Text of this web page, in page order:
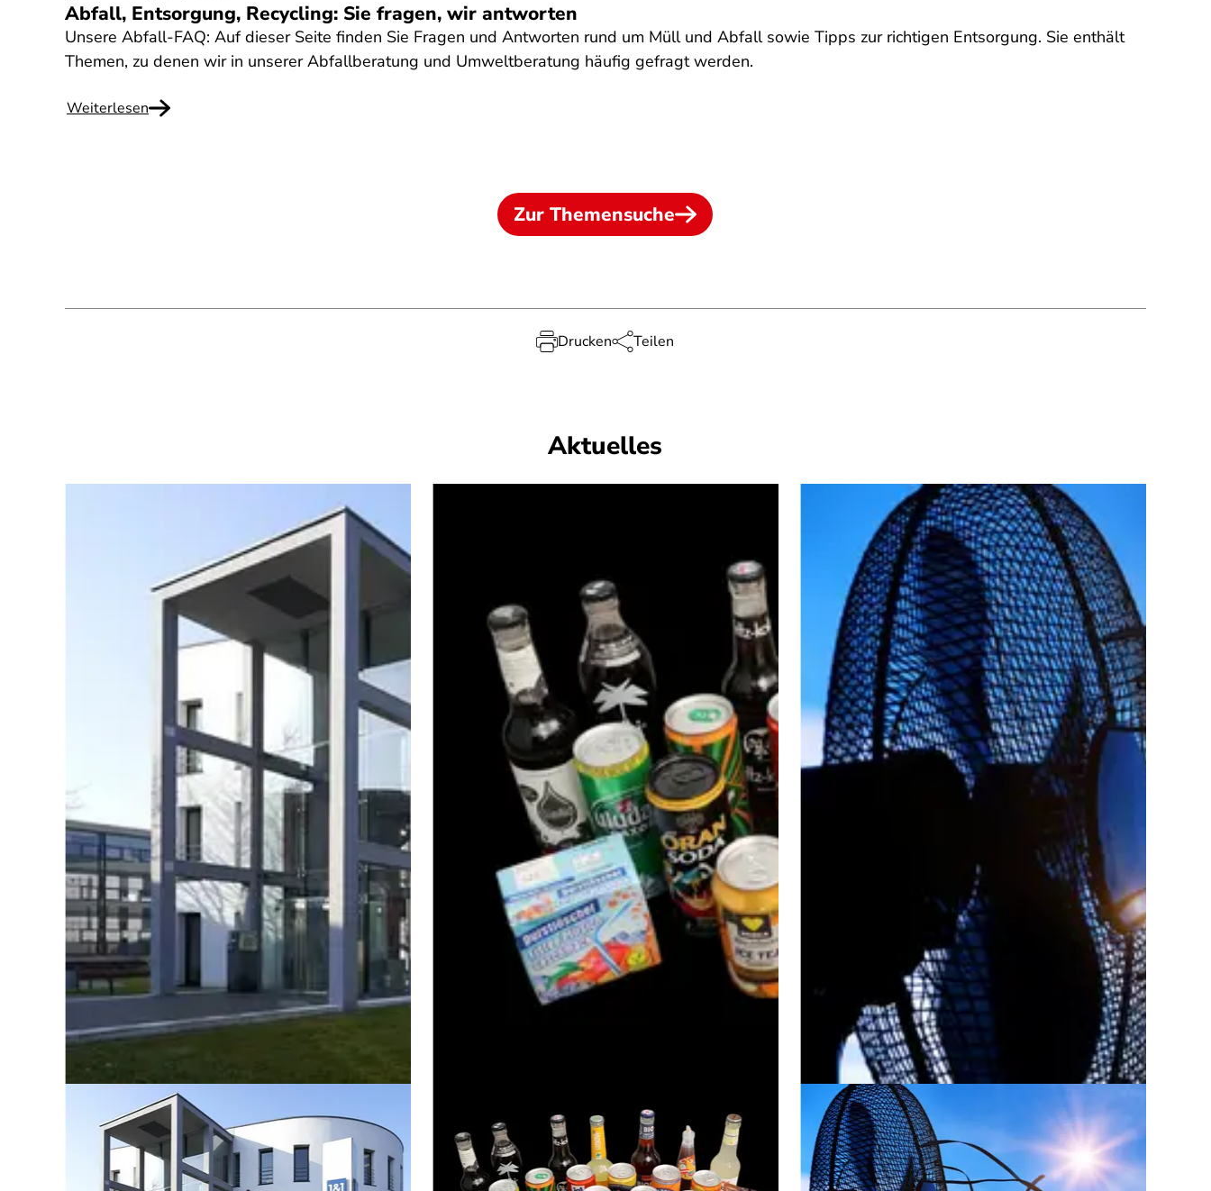
Abfall, Entsorgung, Recycling: Sie fragen, wir antworten
Unsere Abfall-FAQ: Auf dieser Seite finden Sie Fragen und Antworten rund um Müll und Abfall sowie Tipps zur richtigen Entsorgung. Sie enthält
Themen, zu denen wir in unserer Abfallberatung und Umweltberatung häufig gefragt werden.
Weiterlesen
Zur Themensuche
Drucken Teilen
Aktuelles